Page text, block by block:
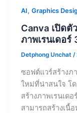
AI, Graphics
Canva เปิดตั
ภาพเรนเดอร์
Detphong Unchat /
ซอฟต์แวร์สร้างภ
ใหม่ที่น่าสนใจ โ
สร้างภาพเรนเด
สามารถสร้างเนื้